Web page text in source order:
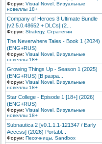
Форум: Visual Novel, Визуальные
новеллы 18+
Company of Heroes 3 Ultimate Bundle
[v2.5.0.48652 + DLCs] (2...
Форум: Strategy, Стратегии
The Neverwhere Tales - Book 1 (2024)
(ENG+RUS)
Форум: Visual Novel, Визуальные
новеллы 18+
Growing Things Up - Season 1 (2025)
(ENG+RUS) [В разра...
Форум: Visual Novel, Визуальные
новеллы 18+
Star College - Episode 1 [18+] (2026)
(ENG+RUS)
Форум: Visual Novel, Визуальные
новеллы 18+
Subnautica 2 [v0.1.1.1-121347 / Early
Access] (2026) Portabl...
Форум: Песочницы, Sandbox